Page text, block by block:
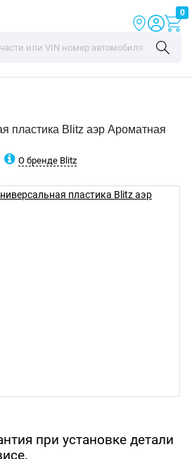
0
пластика Blitz аэр Ароматная
О бренде Blitz
при установке детали